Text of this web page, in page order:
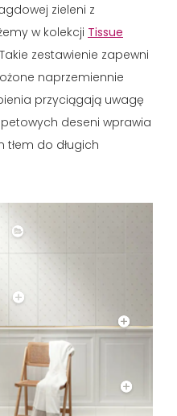
zieleni z
w kolekcji Tissue
zestawienie zapewni
naprzemiennie
przyciągają uwagę
deseni wprawia
do długich